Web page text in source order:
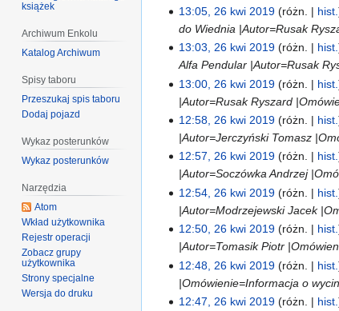
13:05, 26 kwi 2019
różn. hist.
do Wiednia |Autor=Rusak
13:03, 26 kwi 2019
różn. hist.
Alfa Pendular |Autor=Rusak
13:00, 26 kwi 2019
różn. hist.
|Autor=Rusak Ryszard
12:58, 26 kwi 2019
różn. hist.
|Autor=Jerczyński Tomasz
12:57, 26 kwi 2019
różn. hist.
|Autor=Soczówka Andrzej
12:54, 26 kwi 2019
różn. hist.
|Autor=Modrzejewski Jacek
12:50, 26 kwi 2019
różn. hist.
|Autor=Tomasik Piotr
12:48, 26 kwi 2019
różn. hist.
|Omówienie=Informacja o
12:47, 26 kwi 2019
różn. hist.
książek
Archiwum Enkolu
Katalog Archiwum
Spisy taboru
Przeszukaj spis taboru
Dodaj pojazd
Wykaz posterunków
Wykaz posterunków
Narzędzia
Atom
Wkład użytkownika
Rejestr operacji
Zobacz grupy
użytkownika
Strony specjalne
Wersja do druku